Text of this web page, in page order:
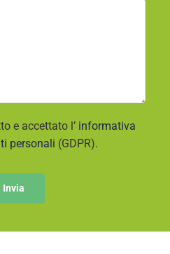
e accettato l’ informativa
personali (GDPR).